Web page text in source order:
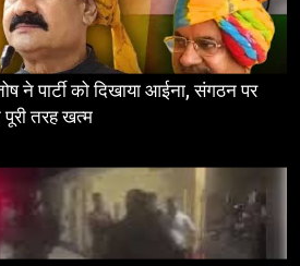
ने पार्टी को दिखाया आईना, संगठन पर
तरह खत्म